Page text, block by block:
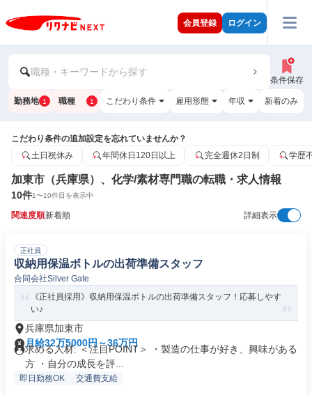
会員登録 ログイン
職種・キーワードから探す
条件保存
勤務地 1 職種 1 こだわり条件 雇用形態 年収 新着のみ
こだわり条件の追加設定を忘れていませんか？
土日祝休み
年間休日120日以上 完全週休2日制 学歴
加東市（兵庫県）、化学/素材専門職の転職・求人情報
10件1〜10件目を表示中
関連度順新着順 詳細表示
正社員
収納用保温ボトルの出荷準備スタッフ
合同会社Silver Gate
《正社員採用》収納用保温ボトルの出荷準備スタッフ！応募しやす
い♪
兵庫県加東市
月給32万5000円～36万円
求める人材: ＜注目POINT＞ ・製造の仕事が好き、興味がある
方 ・自分の成長を評...
即日勤務OK 交通費支給